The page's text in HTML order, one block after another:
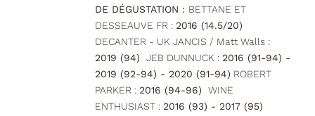
DE DÉGUSTATION : BETTANE ET
DESSEAUVE FR : 2016 (14.5/20)
DECANTER - UK JANCIS / Matt Walls :
2019 (94)
JEB DUNNUCK : 2016 (91-94) -
2019 (92-94) - 2020 (91-94) ROBERT
PARKER : 2016 (94-96)
WINE
ENTHUSIAST : 2016 (93) - 2017 (95)